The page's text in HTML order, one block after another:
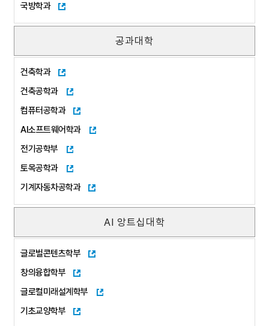
국방학과
공과대학
건축학과
건축공학과
컴퓨터공학과
AI소프트웨어학과
전기공학부
토목공학과
기계자동차공학과
AI 앙트십대학
글로벌콘텐츠학부
창의융합학부
글로컬미래설계학부
기초교양학부